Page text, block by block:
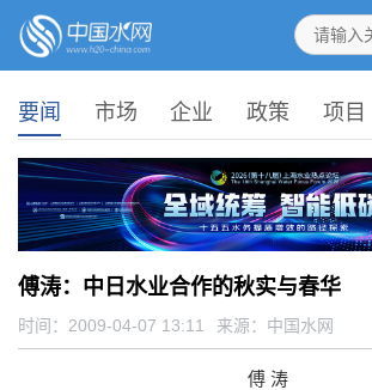
要闻 市场 企业 政策 项目
傅涛：中日水业合作的秋实与春华
时间：2009-04-07 13:11 来源： 中国水网
傅 涛